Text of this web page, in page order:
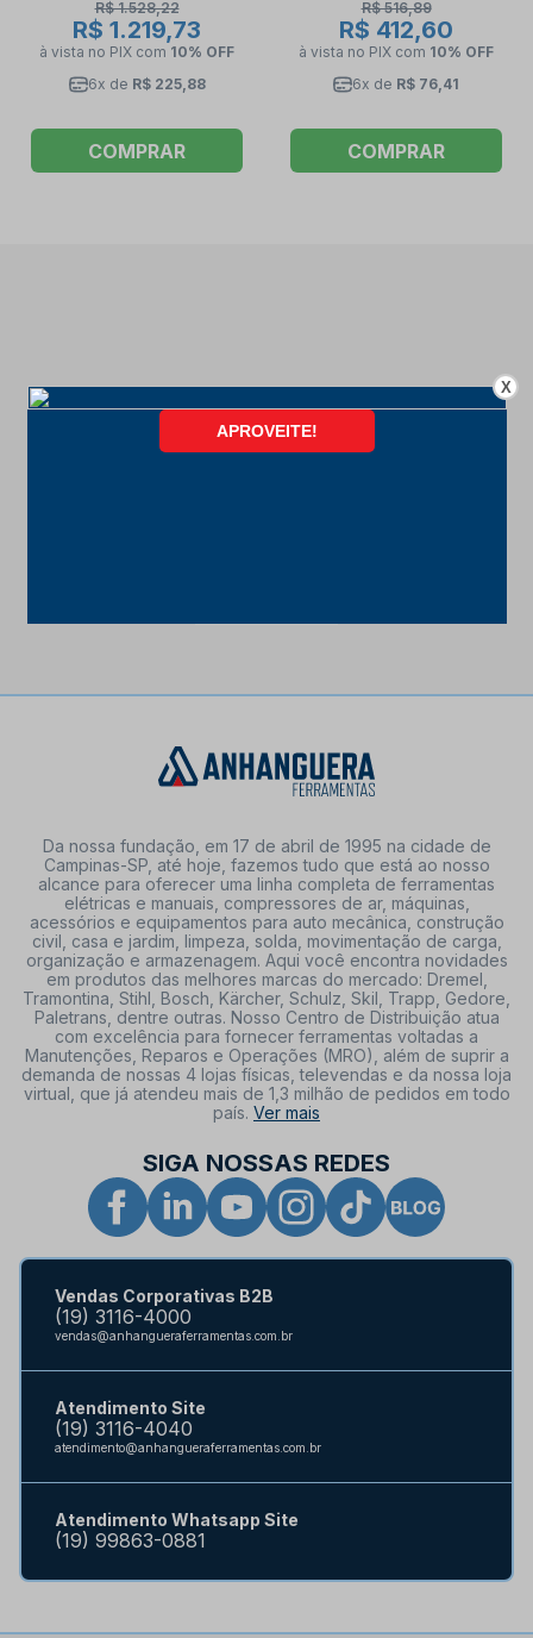
R$ 1.528,22
R$ 1.219,73
à vista no PIX com 10% OFF
6x de R$ 225,88
COMPRAR
R$ 516,89
R$ 412,60
à vista no PIX com 10% OFF
6x de R$ 76,41
COMPRAR
Da nossa fundação, em 17 de abril de 1995 na cidade de
Campinas-SP, até hoje, fazemos tudo que está ao nosso
alcance para oferecer uma linha completa de ferramentas
elétricas e manuais, compressores de ar, máquinas,
acessórios e equipamentos para auto mecânica, construção
civil, casa e jardim, limpeza, solda, movimentação de carga,
organização e armazenagem. Aqui você encontra novidades
em produtos das melhores marcas do mercado: Dremel,
Tramontina, Stihl, Bosch, Kärcher, Schulz, Skil, Trapp, Gedore,
Paletrans, dentre outras. Nosso Centro de Distribuição atua
com excelência para fornecer ferramentas voltadas a
Manutenções, Reparos e Operações (MRO), além de suprir a
demanda de nossas 4 lojas físicas, televendas e da nossa loja
virtual, que já atendeu mais de 1,3 milhão de pedidos em todo
país. Ver mais
SIGA NOSSAS REDES
Vendas Corporativas B2B
(19) 3116-4000
vendas@anhangueraferramentas.com.br
Atendimento Site
(19) 3116-4040
atendimento@anhangueraferramentas.com.br
Atendimento Whatsapp Site
(19) 99863-0881
X